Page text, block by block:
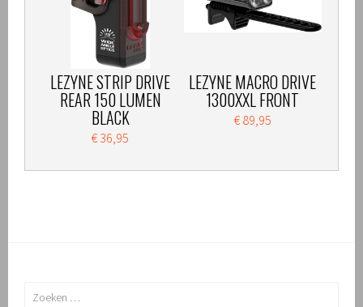
LEZYNE STRIP DRIVE
REAR 150 LUMEN
BLACK
€ 36,95
LEZYNE MACRO DRIVE
1300XXL FRONT
€ 89,95
Zoeken